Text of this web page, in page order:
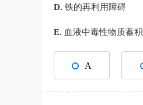
D. 铁的再利用障碍
E. 血液中毒性物质蓄积
A